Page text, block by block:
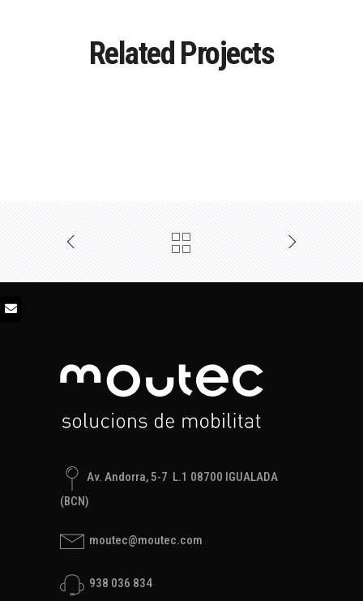
Related Projects
Av. Andorra, 5-7 L.1 08700 IGUALADA
(BCN)
moutec@moutec.com
938 036 834